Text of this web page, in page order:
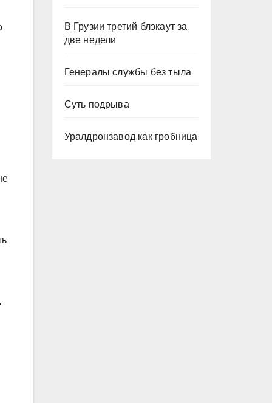
В Грузии третий блэкаут за
две недели
Генералы службы без тыла
Суть подрыва
Уралдронзавод как гробница